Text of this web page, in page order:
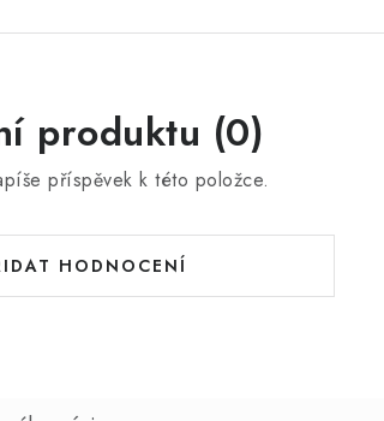
produktu (0)
příspěvek k této položce.
HODNOCENÍ